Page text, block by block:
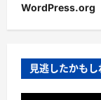
WordPress.org
見逃したかも